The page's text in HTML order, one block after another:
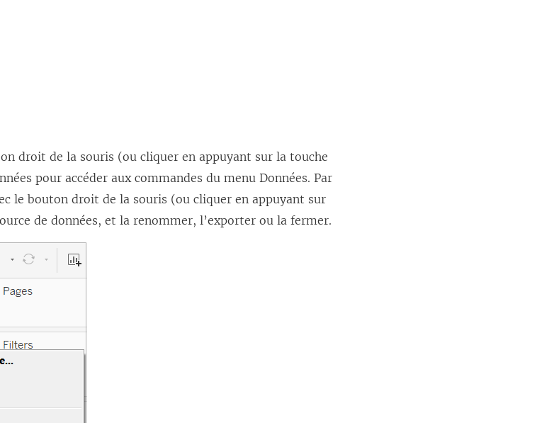
droit de la souris (ou cliquer en appuyant sur la touche
pour accéder aux commandes du menu Données. Par
le bouton droit de la souris (ou cliquer en appuyant sur
de données, et la renommer, l’exporter ou la fermer.